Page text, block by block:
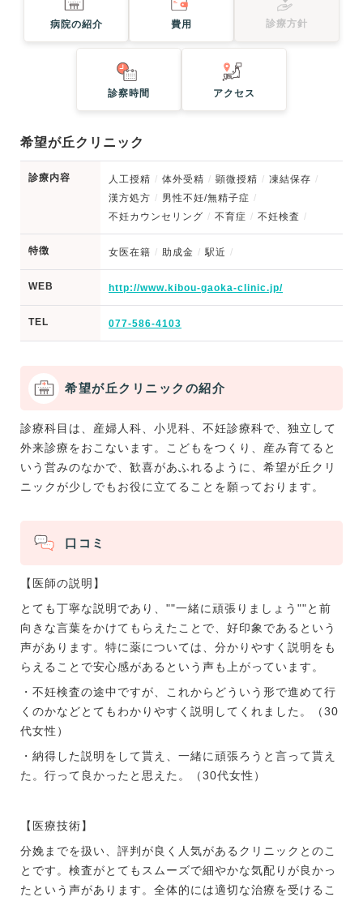
病院の紹介 費用 診療方針
診察時間 アクセス
希望が丘クリニック
診療内容 人工授精 体外受精 顕微授精
凍結保存
漢方処方
男性不妊/無精子症
不妊カウンセリング
不育症 不妊検査
特徴 女医在籍 助成金 駅近
WEB http://www.kibou-gaoka-clinic.jp/
TEL 077-586-4103
希望が丘クリニックの紹介
診療科目は、産婦人科、小児科、不妊診療科で、独立して
外来診療をおこないます。こどもをつくり、産み育てると
いう営みのなかで、歓喜があふれるように、希望が丘クリ
ニックが少しでもお役に立てることを願っております。
口コミ
【医師の説明】
とても丁寧な説明であり、""一緒に頑張りましょう""と前
向きな言葉をかけてもらえたことで、好印象であるという
声があります。特に薬については、分かりやすく説明をも
らえることで安心感があるという声も上がっています。
・不妊検査の途中ですが、これからどういう形で進めて行
くのかなどとてもわかりやすく説明してくれました。（30
代女性）
・納得した説明をして貰え、一緒に頑張ろうと言って貰え
た。行って良かったと思えた。（30代女性）
【医療技術】
分娩までを扱い、評判が良く人気があるクリニックとのこ
とです。検査がとてもスムーズで細やかな気配りが良かっ
たという声があります。全体的には適切な治療を受けるこ